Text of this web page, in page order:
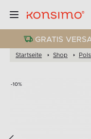
GRATIS
Startseite Shop
-10%